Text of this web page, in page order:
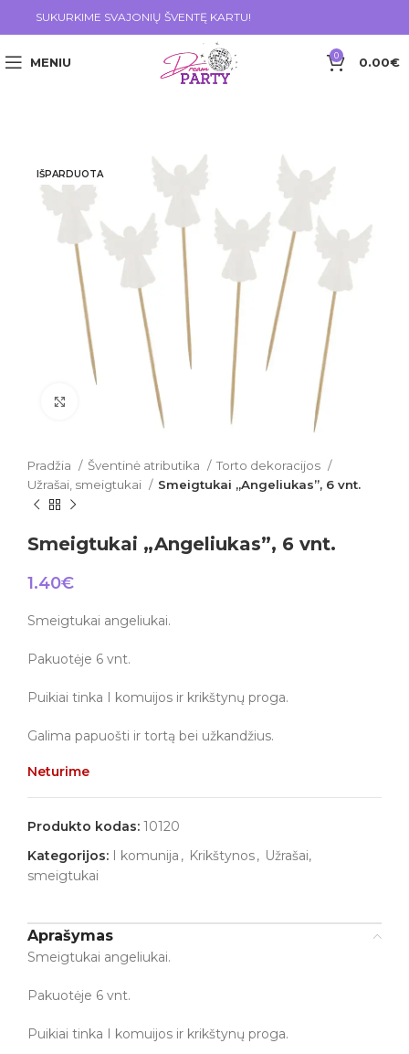
SUKURKIME SVAJONIŲ ŠVENTĘ KARTU!
MENIU 0 0.00€
IŠPARDUOTA
Click to enlarge
Pradžia Šventinė atributika
Torto dekoracijos
Užrašai, smeigtukai
Smeigtukai „Angeliukas”, 6 vnt.
Smeigtukai „Angeliukas”, 6 vnt.
1.40€
Smeigtukai angeliukai.
Pakuotėje 6 vnt.
Puikiai tinka I komuijos ir krikštynų proga.
Galima papuošti ir tortą bei užkandžius.
Neturime
Produkto kodas: 10120
Kategorijos: I komunija , Krikštynos, Užrašai,
smeigtukai
Aprašymas
Smeigtukai angeliukai.
Pakuotėje 6 vnt.
Puikiai tinka I komuijos ir krikštynų proga.